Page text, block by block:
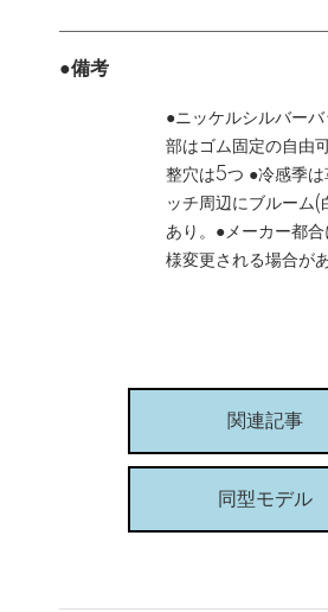
●備考
●ニッケルシルバー
部はゴム固定の自由
整穴は5つ ●冷感季
ッチ周辺にブルーム(
あり。●メーカー都
様変更される場合が
関連記事
同型モデル